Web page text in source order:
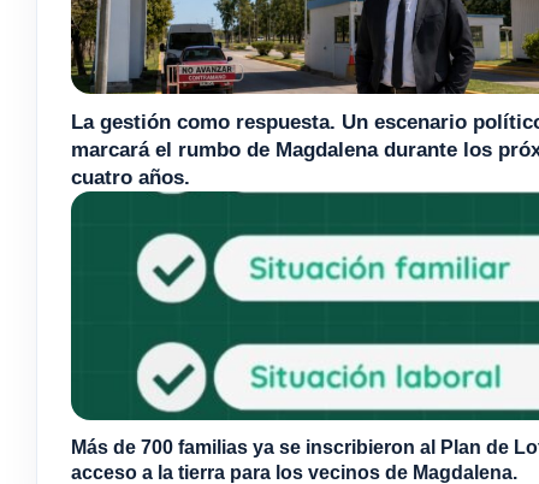
La gestión como respuesta. Un escenario
marcará el rumbo de Magdalena durante los
cuatro años.
Más de 700 familias ya se inscribieron al Plan de
acceso a la tierra para los vecinos de Magdalena.